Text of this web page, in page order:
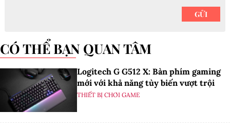
CÓ THỂ BẠN QUAN TÂM
Logitech G G512 X: Bàn phím gaming
mới với khả năng tùy biến vượt trội
THIẾT BỊ CHƠI GAME